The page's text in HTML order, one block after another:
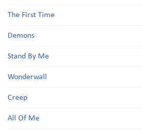
The First Time
Demons
Stand By Me
Wonderwall
Creep
All Of Me